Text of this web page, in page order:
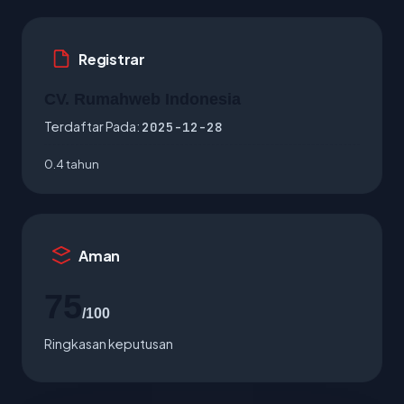
Registrar
Terdaftar Pada: 2025-12-28
0.4 tahun
Aman
/100
Ringkasan keputusan